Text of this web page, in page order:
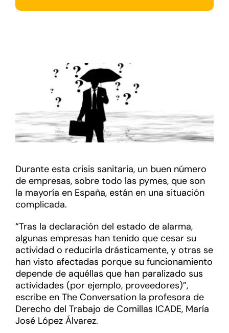
Durante esta crisis sanitaria, un buen número
de empresas, sobre todo las pymes, que son
la mayoría en España, están en una situación
complicada.
“Tras la declaración del estado de alarma,
algunas empresas han tenido que cesar su
actividad o reducirla drásticamente, y otras se
han visto afectadas porque su funcionamiento
depende de aquéllas que han paralizado sus
actividades (por ejemplo, proveedores)”,
escribe en The Conversation la profesora de
Derecho del Trabajo de Comillas ICADE, María
José López Álvarez.